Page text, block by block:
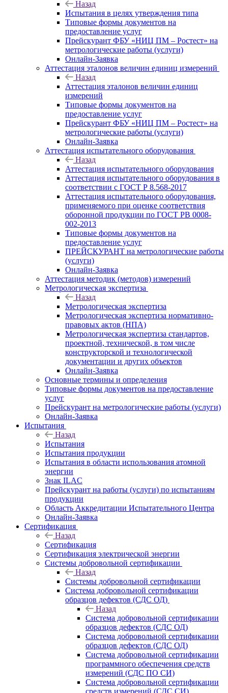
Назад
Испытания в целях утверждения типа
Типовые формы документов на
предоставление услуг
Прейскурант ФБУ «НИЦ ПМ – Ростест» на
метрологические работы (услуги)
Онлайн-Заявка
Аттестация эталонов величин единиц измерений
Назад
Аттестация эталонов величин единиц
измерений
Типовые формы документов на
предоставление услуг
Прейскурант ФБУ «НИЦ ПМ – Ростест» на
метрологические работы (услуги)
Онлайн-Заявка
Аттестация испытательного оборудования
Назад
Аттестация испытательного оборудования
Аттестация испытательного оборудования в
соответствии с ГОСТ Р 8.568-2017
Аттестация испытательного оборудования,
применяемого при оценке соответствия
оборонной продукции по ГОСТ РВ 0008-
002-2013
Типовые формы документов на
предоставление услуг
ПРЕЙСКУРАНТ на метрологические работы
(услуги)
Онлайн-Заявка
Аттестация методик (методов) измерений
Метрологическая экспертиза
Назад
Метрологическая экспертиза
Метрологическая экспертиза нормативно-
правовых актов (НПА)
Метрологическая экспертиза стандартов,
проектной, технической, в том числе
конструкторской и технологической
документации и других объектов
Онлайн-Заявка
Основные термины и определения
Типовые формы документов на предоставление
услуг
Прейскурант на метрологические работы (услуги)
Онлайн-Заявка
Испытания
Назад
Испытания
Испытания продукции
Испытания в области использования атомной
энергии
Знак ILAC
Прейскурант на работы (услуги) по испытаниям
продукции
Область Аккредитации Испытательного Центра
Онлайн-Заявка
Сертификация
Назад
Сертификация
Сертификация электрической энергии
Системы добровольной сертификации
Назад
Системы добровольной сертификации
Система добровольной сертификации
образцов дефектов (СДС ОД)
Назад
Система добровольной сертификации
образцов дефектов (СДС ОД)
Система добровольной сертификации
образцов дефектов (СДС ОД)
Система добровольной сертификации
программного обеспечения средств
измерений (СДС ПО СИ)
Система добровольной сертификации
средств измерений (СДС СИ)